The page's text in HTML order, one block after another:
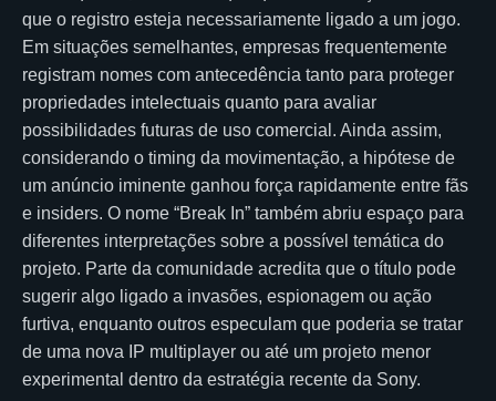
que o registro esteja necessariamente ligado a um jogo.
Em situações semelhantes, empresas frequentemente
registram nomes com antecedência tanto para proteger
propriedades intelectuais quanto para avaliar
possibilidades futuras de uso comercial. Ainda assim,
considerando o timing da movimentação, a hipótese de
um anúncio iminente ganhou força rapidamente entre fãs
e insiders. O nome “Break In” também abriu espaço para
diferentes interpretações sobre a possível temática do
projeto. Parte da comunidade acredita que o título pode
sugerir algo ligado a invasões, espionagem ou ação
furtiva, enquanto outros especulam que poderia se tratar
de uma nova IP multiplayer ou até um projeto menor
experimental dentro da estratégia recente da Sony.